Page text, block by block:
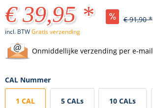
€ 39,95 * € 91,90 *
incl. BTWGratis verzending
Onmiddellijke verzending per e-mail
CAL Nummer
1 CAL 5 CALs 10 CALs